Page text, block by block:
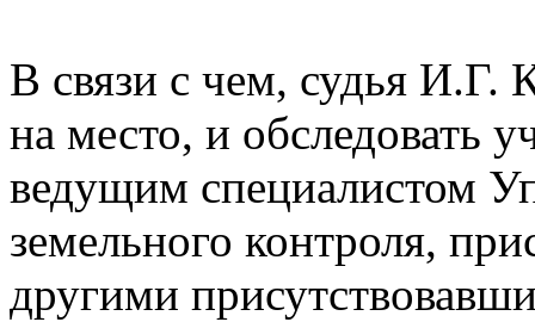
В связи с чем, судья И.Г.
на место, и обследовать
ведущим специалистом
земельного контроля,
другими